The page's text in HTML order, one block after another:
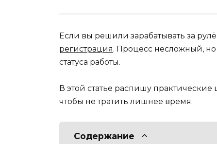
Если вы решили зарабатывать за
регистрация. Процесс несложный,
статуса работы.
В этой статье распишу
чтобы не тратить лишнее время.
Содержание